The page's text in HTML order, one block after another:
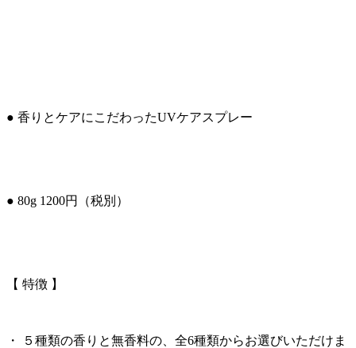
● 香りとケアにこだわったUVケアスプレー
● 80g 1200円（税別）
【 特徴 】
・ ５種類の香りと無香料の、全6種類からお選びいただけま